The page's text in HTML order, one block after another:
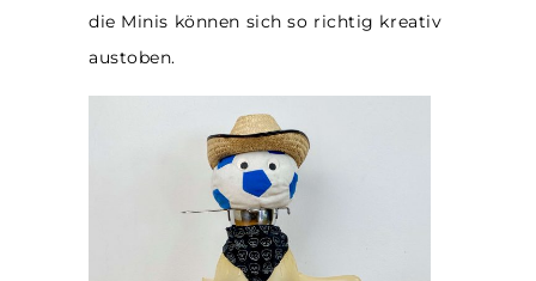
die Minis können sich so richtig kreativ
austoben.